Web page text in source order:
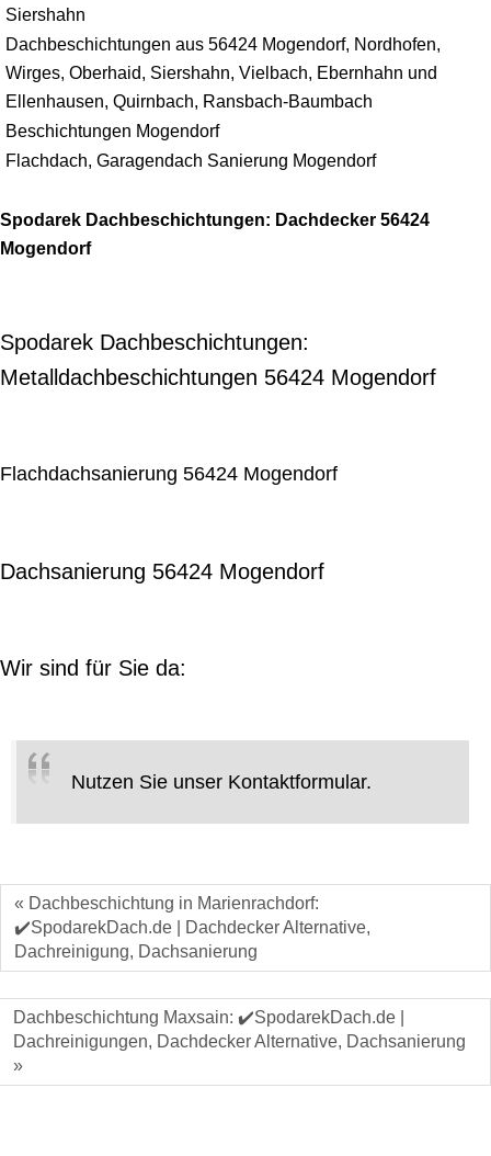
Siershahn
Dachbeschichtungen aus 56424 Mogendorf, Nordhofen,
Wirges, Oberhaid, Siershahn, Vielbach, Ebernhahn und
Ellenhausen, Quirnbach, Ransbach-Baumbach
Beschichtungen Mogendorf
Flachdach, Garagendach Sanierung Mogendorf
Spodarek Dachbeschichtungen: Dachdecker 56424
Mogendorf
Spodarek Dachbeschichtungen:
Metalldachbeschichtungen 56424 Mogendorf
Flachdachsanierung 56424 Mogendorf
Dachsanierung 56424 Mogendorf
Wir sind für Sie da:
Nutzen Sie unser Kontaktformular.
« Dachbeschichtung in Marienrachdorf:
✔️SpodarekDach.de | Dachdecker Alternative,
Dachreinigung, Dachsanierung
Dachbeschichtung Maxsain: ✔️SpodarekDach.de |
Dachreinigungen, Dachdecker Alternative, Dachsanierung
»